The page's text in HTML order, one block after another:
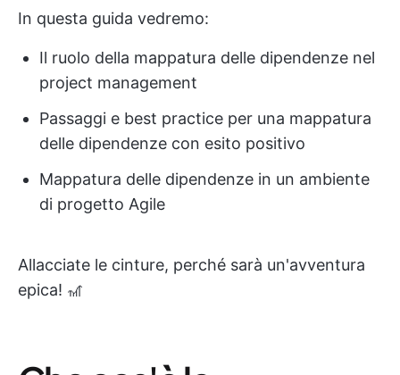
In questa guida vedremo:
Il ruolo della mappatura delle dipendenze nel
project management
Passaggi e best practice per una mappatura
delle dipendenze con esito positivo
Mappatura delle dipendenze in un ambiente
di progetto Agile
Allacciate le cinture, perché sarà un'avventura
epica! 🎢